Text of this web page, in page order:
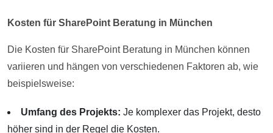
Kosten für SharePoint Beratung in München
Die Kosten für SharePoint Beratung in München können
variieren und hängen von verschiedenen Faktoren ab, wie
beispielsweise:
Umfang des Projekts: Je komplexer das Projekt, desto
höher sind in der Regel die Kosten.